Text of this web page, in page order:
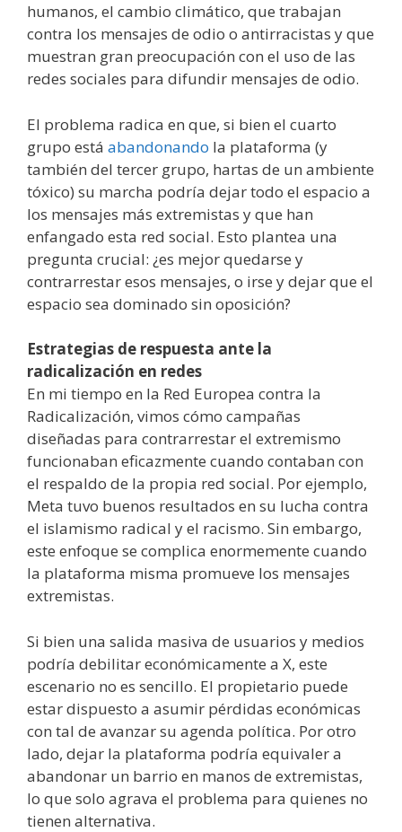
humanos, el cambio climático, que trabajan
contra los mensajes de odio o antirracistas y que
muestran gran preocupación con el uso de las
redes sociales para difundir mensajes de odio.
El problema radica en que, si bien el cuarto
grupo está abandonando la plataforma (y
también del tercer grupo, hartas de un ambiente
tóxico) su marcha podría dejar todo el espacio a
los mensajes más extremistas y que han
enfangado esta red social. Esto plantea una
pregunta crucial: ¿es mejor quedarse y
contrarrestar esos mensajes, o irse y dejar que el
espacio sea dominado sin oposición?
Estrategias de respuesta ante la
radicalización en redes
En mi tiempo en la Red Europea contra la
Radicalización, vimos cómo campañas
diseñadas para contrarrestar el extremismo
funcionaban eficazmente cuando contaban con
el respaldo de la propia red social. Por ejemplo,
Meta tuvo buenos resultados en su lucha contra
el islamismo radical y el racismo. Sin embargo,
este enfoque se complica enormemente cuando
la plataforma misma promueve los mensajes
extremistas.
Si bien una salida masiva de usuarios y medios
podría debilitar económicamente a X, este
escenario no es sencillo. El propietario puede
estar dispuesto a asumir pérdidas económicas
con tal de avanzar su agenda política. Por otro
lado, dejar la plataforma podría equivaler a
abandonar un barrio en manos de extremistas,
lo que solo agrava el problema para quienes no
tienen alternativa.